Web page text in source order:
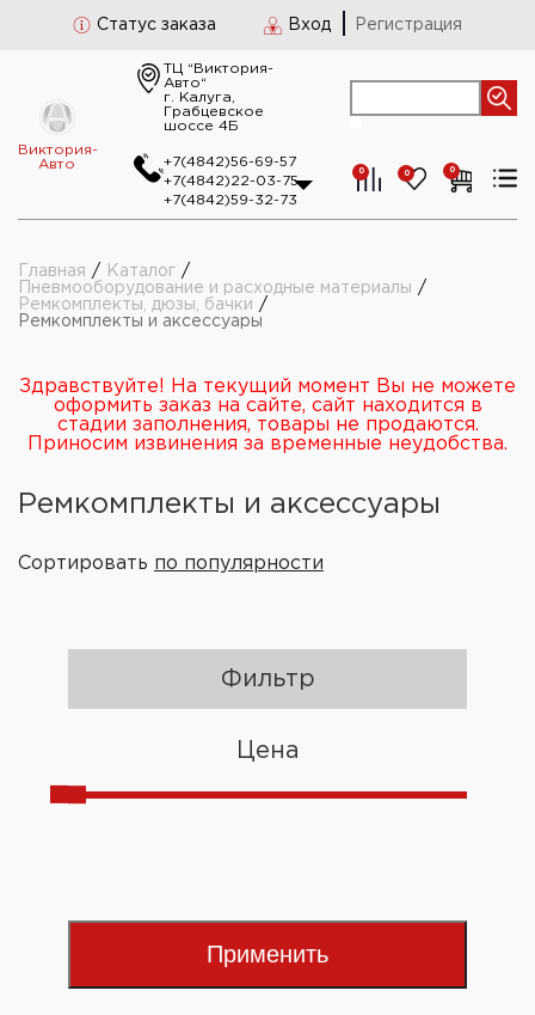
Статус заказа Вход Регистрация
Виктория-
Авто
ТЦ “Виктория-
Авто“
г. Калуга,
Грабцевское
шоссе 4Б
+7(4842)56-69-57
+7(4842)22-03-75
+7(4842)59-32-73
0 0 0
Главная / Каталог /
Пневмооборудование и расходные материалы /
Ремкомплекты, дюзы, бачки /
Ремкомплекты и аксессуары
Здравствуйте! На текущий момент Вы не можете
оформить заказ на сайте, сайт находится в
стадии заполнения, товары не продаются.
Приносим извинения за временные неудобства.
Ремкомплекты и аксессуары
Сортировать по популярности
Фильтр
Цена
Применить